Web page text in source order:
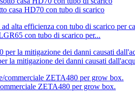
casa HD70 con tubo di scarico
con tubo di scarico per...
la mitigazione dei danni causati
ZETA480 per grow box.